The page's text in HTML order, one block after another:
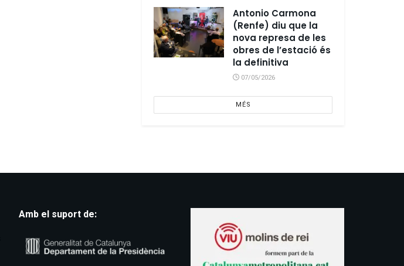
Antonio Carmona
(Renfe) diu que la
nova represa de les
obres de l’estació és
la definitiva
07/05/2026
MÉS
Amb el suport de: